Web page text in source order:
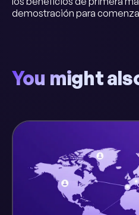
demostración para
You might